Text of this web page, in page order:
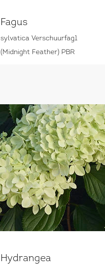
Fagus
sylvatica Verschuurfag1
(Midnight Feather) PBR
Hydrangea